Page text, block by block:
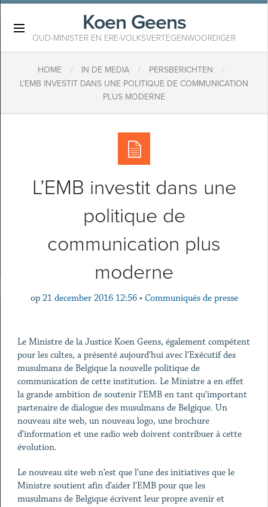
Koen Geens
OUD-MINISTER EN ERE-VOLKSVERTEGENWOORDIGER
HOME / IN DE MEDIA / PERSBERICHTEN /
L’EMB INVESTIT DANS UNE POLITIQUE DE COMMUNICATION
PLUS MODERNE
L’EMB investit dans une
politique de
communication plus
moderne
op 21 december 2016 12:56 • Communiqués de presse
Le Ministre de la Justice Koen Geens, également compétent
pour les cultes, a présenté aujourd’hui avec l’Exécutif des
musulmans de Belgique la nouvelle politique de
communication de cette institution. Le Ministre a en effet
la grande ambition de soutenir l’EMB en tant qu’important
partenaire de dialogue des musulmans de Belgique. Un
nouveau site web, un nouveau logo, une brochure
d’information et une radio web doivent contribuer à cette
évolution.
Le nouveau site web n’est que l’une des initiatives que le
Ministre soutient afin d’aider l’EMB pour que les
musulmans de Belgique écrivent leur propre avenir et